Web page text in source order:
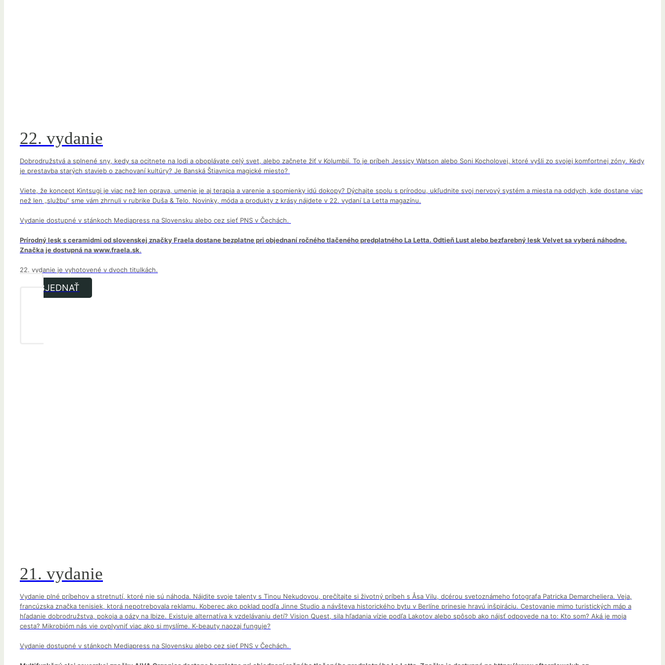
22. vydanie
Dobrodružstvá a splnené sny, kedy sa ocitnete na lodi a oboplávate celý svet, alebo začnete žiť v Kolumbií. To je príbeh Jessicy Watson alebo Soni Kocholovej, ktoré vyšli zo svojej komfortnej zóny. Kedy
je prestavba starých stavieb o zachovaní kultúry? Je Banská Štiavnica magické miesto?
Viete, že koncept Kintsugi je viac než len oprava, umenie je aj terapia a varenie a spomienky idú dokopy? Dýchajte spolu s prírodou, ukľudnite svoj nervový systém a miesta na oddych, kde dostane viac
než len „službu“ sme vám zhrnuli v rubrike Duša & Telo. Novinky, móda a produkty z krásy nájdete v 22. vydaní La Letta magazínu.
Vydanie dostupné v stánkoch Mediapress na Slovensku alebo cez sieť PNS v Čechách.
Prírodný lesk s ceramidmi od slovenskej značky Fraela dostane bezplatne pri objednaní ročného tlačeného predplatného La Letta. Odtieň Lust alebo bezfarebný lesk Velvet sa vyberá náhodne.
Značka je dostupná na www.fraela.sk.
22. vydanie je vyhotovené v dvoch titulkách.
OBJEDNAŤ
21. vydanie
Vydanie plné príbehov a stretnutí, ktoré nie sú náhoda. Nájdite svoje talenty s Tinou Nekudovou, prečítajte si životný príbeh s Åsa Vilu, dcérou svetoznámeho fotografa Patricka Demarcheliera. Veja,
francúzska značka tenisiek, ktorá nepotrebovala reklamu. Koberec ako poklad podľa Jinne Studio a návšteva historického bytu v Berlíne prinesie hravú inšpiráciu. Cestovanie mimo turistických máp a
hľadanie dobrodružstva, pokoja a oázy na Ibize. Existuje alternatíva k vzdelávaniu detí? Vision Quest, sila hľadania vízie podľa Lakotov alebo spôsob ako nájsť odpovede na to: Kto som? Aká je moja
cesta? Mikrobióm nás vie ovplyvniť viac ako si myslíme. K-beauty naozaj funguje?
Vydanie dostupné v stánkoch Mediapress na Slovensku alebo cez sieť PNS v Čechách.